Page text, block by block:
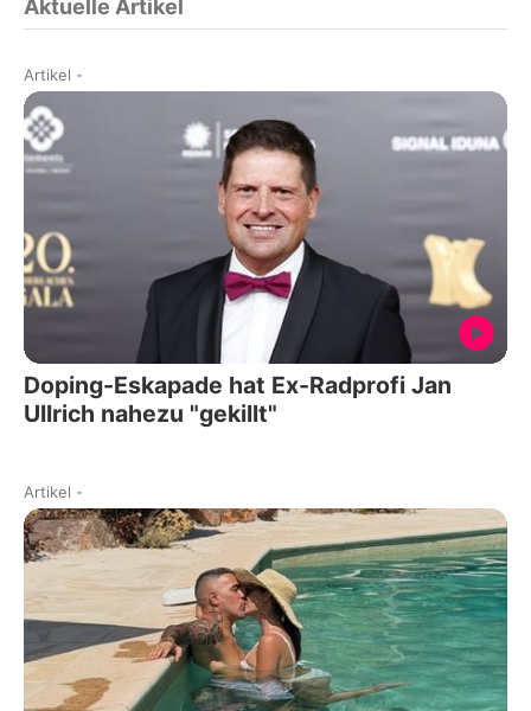
Aktuelle Artikel
Artikel -
Doping-Eskapade hat Ex-Radprofi Jan
Ullrich nahezu "gekillt"
Artikel -